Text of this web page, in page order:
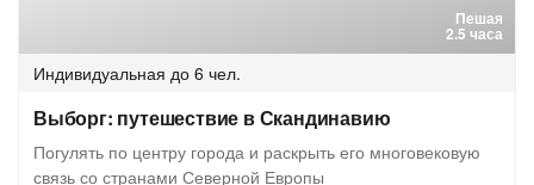
Пешая
2.5 часа
Индивидуальная до 6 чел.
Выборг: путешествие в Скандинавию
Погулять по центру города и раскрыть его многовековую
связь со странами Северной Европы